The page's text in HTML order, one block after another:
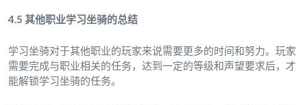
4.5 其他职业学习坐骑的总结
学习坐骑对于其他职业的玩家来说需要更多的时间和努力。玩家
需要完成与职业相关的任务，达到一定的等级和声望要求后，才
能解锁学习坐骑的任务。